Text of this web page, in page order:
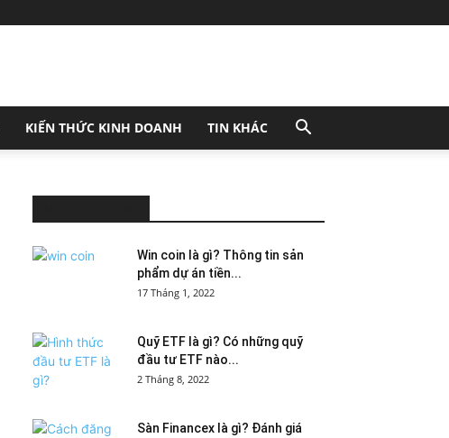
KIẾN THỨC KINH DOANH TIN KHÁC
Win coin là gì? Thông tin sản
phẩm dự án tiền...
17 Tháng 1, 2022
Quỹ ETF là gì? Có những quỹ
đầu tư ETF nào...
2 Tháng 8, 2022
Sàn Financex là gì? Đánh giá